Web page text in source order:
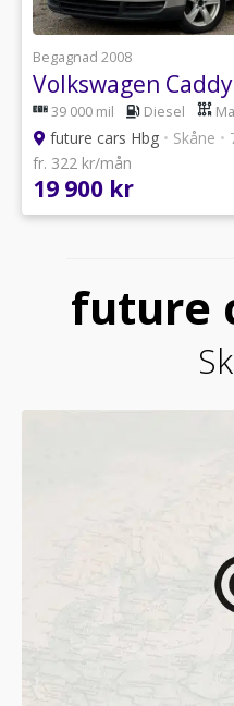
Begagnad 2008
39 000 mil Diesel
future cars Hbg • Skåne •
fr. 322 kr/mån
19 900 kr
future